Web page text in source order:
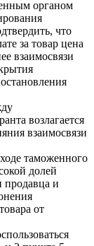
органом
что
за товар цена
взаимосвязи
возлагается
взаимосвязи
таможенного
долей
продавца и
от